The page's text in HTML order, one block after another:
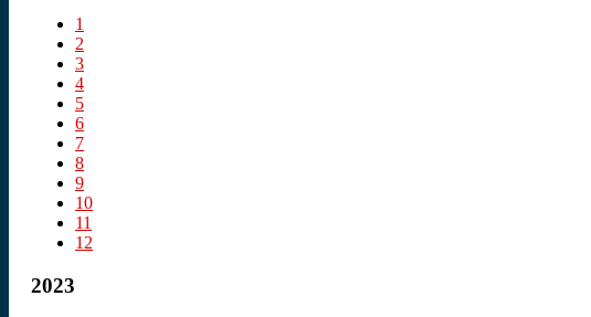
1
2
3
4
5
6
7
8
9
10
11
12
2023